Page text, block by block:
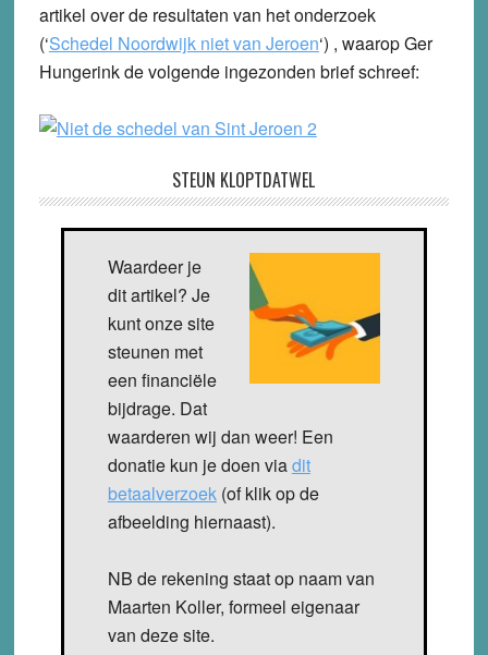
artikel over de resultaten van het onderzoek
(‘Schedel Noordwijk niet van Jeroen‘) , waarop Ger
Hungerink de volgende ingezonden brief schreef:
STEUN KLOPTDATWEL
Waardeer je
dit artikel? Je
kunt onze site
steunen met
een financiële
bijdrage. Dat
waarderen wij dan weer! Een
donatie kun je doen viadit
betaalverzoek(of klik op de
afbeelding hiernaast).
NB de rekening staat op naam van
Maarten Koller, formeel eigenaar
van deze site.